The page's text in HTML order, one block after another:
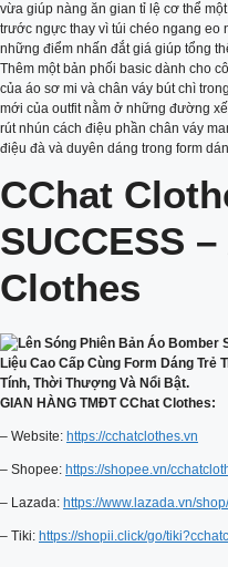
vừa giúp nàng ăn gian tỉ lệ cơ thể
trước ngực thay vì túi chéo ngang eo
những điểm nhấn đắt giá giúp tổng
Thêm một bản phối basic dành cho
của áo sơ mi và chân váy bút chì
mới của outfit nằm ở những đường
rút nhún cách điệu phần chân váy
điệu đà và duyên dáng trong form
CChat
SUCCESS
Clothes
GIAN HÀNG TMĐT CChat Clothes:
– Website: https://cchatclothes.vn
– Shopee: https://shopee.vn/
– Lazada: https://www.lazada.vn/
– Tiki: https://shopii.click/go/